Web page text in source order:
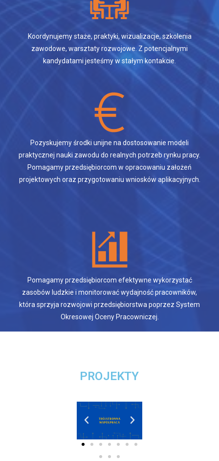
Koordynujemy staże, praktyki, wizualizacje, szkolenia
zawodowe, warsztaty rozwojowe. Z potencjalnymi
kandydatami jesteśmy w stałym kontakcie.
Pozyskujemy środki unijne na dostosowanie modeli
praktycznej nauki zawodu do realnych potrzeb rynku pracy.
Pomagamy przedsiębiorcom w opracowaniu założeń
projektowych oraz przygotowaniu wniosków aplikacyjnych.
Pomagamy przedsiębiorcom efektywne wykorzystać
zasobów ludzkie i monitorować wydajność pracowników,
która sprzyja rozwojowi przedsiębiorstwa poprzez System
Okresowej Oceny Pracowniczej.
PROJEKTY